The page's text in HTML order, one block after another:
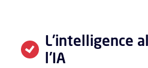
L'intelligence
l'IA